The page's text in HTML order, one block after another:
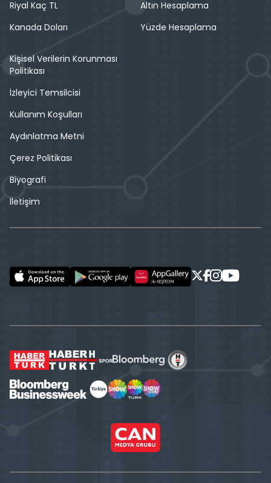
Riyal Kaç TL
Kanada Doları
Altın Hesaplama
Yüzde Hesaplama
Kişisel Verilerin Korunması
Politikası
İzleyici Temsilcisi
Kullanım Koşulları
Aydınlatma Metni
Çerez Politikası
Biyografi
İletişim